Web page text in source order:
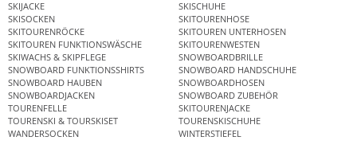
SKIJACKE
SKISCHUHE
SKISOCKEN
SKITOURENHOSE
SKITOURENRÖCKE
SKITOUREN UNTERHOSEN
SKITOUREN FUNKTIONSWÄSCHE
SKITOURENWESTEN
SKIWACHS & SKIPFLEGE
SNOWBOARDBRILLE
SNOWBOARD FUNKTIONSSHIRTS
SNOWBOARD HANDSCHUHE
SNOWBOARD HAUBEN
SNOWBOARDHOSEN
SNOWBOARDJACKEN
SNOWBOARD ZUBEHÖR
TOURENFELLE
SKITOURENJACKE
TOURENSKI & TOURSKISET
TOURENSKISCHUHE
WANDERSOCKEN
WINTERSTIEFEL